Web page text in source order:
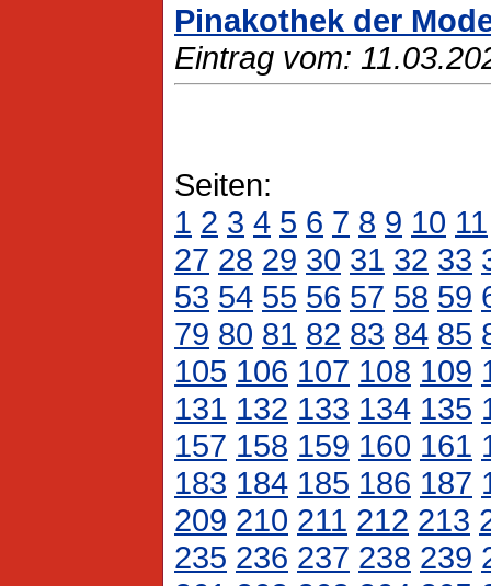
Pinakothek der
Eintrag vom:
Seiten:
1 2 3 4 5 6 7 8 9 10 11
27 28 29 30 31 32 33
53 54 55 56 57 58 59
79 80 81 82 83 84 85
105 106 107 108 109
131 132 133 134 135
157 158 159 160 161
183 184 185 186 187
209 210 211 212 213
235 236 237 238 239